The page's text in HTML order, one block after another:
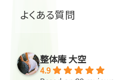
よくある質問
整体庵 大空
4.9